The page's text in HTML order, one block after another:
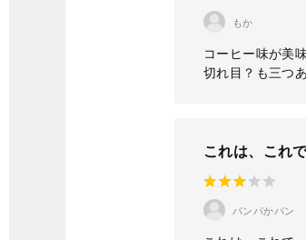
もか
コーヒー味が美
切れ目？も三つ
これは、これ
パンパかパン